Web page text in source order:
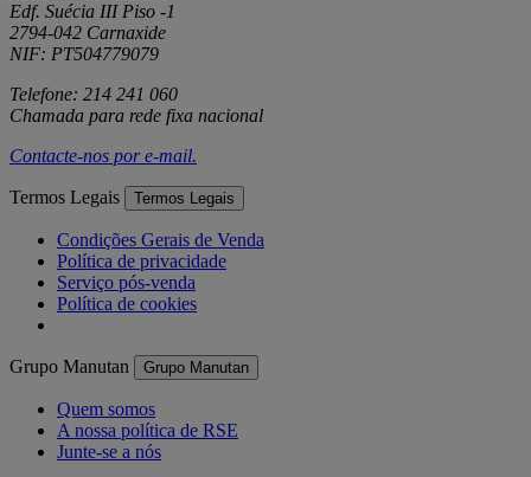
Edf. Suécia III Piso -1
2794-042 Carnaxide
NIF: PT504779079
Telefone: 214 241 060
Chamada para rede fixa nacional
Contacte-nos pore-mail.
Termos Legais Termos Legais
Condições Gerais de Venda
Política de privacidade
Serviço pós-venda
Política de cookies
Grupo Manutan Grupo Manutan
Quem somos
A nossa política de RSE
Junte-se a nós